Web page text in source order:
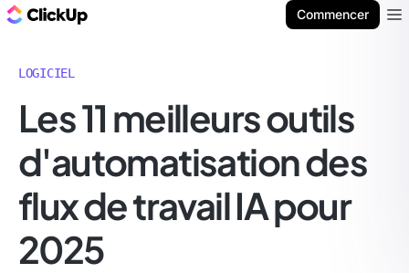
Commencer
LOGICIEL
Les 11 meilleurs outils
d'automatisation des
flux de travail IA pour
2025